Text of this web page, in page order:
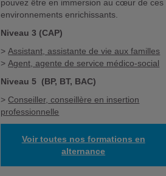
pouvez être en immersion au cœur de ces
environnements enrichissants.
Niveau 3 (CAP)
>Assistant, assistante de vie aux familles
>Agent, agente de service médico-social
Niveau 5 (BP, BT, BAC)
> Conseiller, conseillère en insertion
professionnelle
Voir toutes nos formations en
alternance